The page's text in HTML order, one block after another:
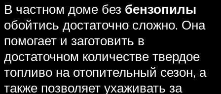
В частном доме без бензопилы
обойтись достаточно сложно. Она
помогает и заготовить в
достаточном количестве твердое
топливо на отопительный сезон, а
также позволяет ухаживать за